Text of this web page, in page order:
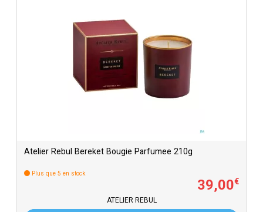
Atelier Rebul Bereket Bougie Parfumee 210g
Plus que 5 en stock
39,00€
ATELIER REBUL